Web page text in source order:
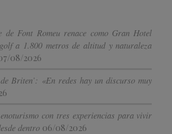
Font Romeu renace como Gran Hotel
a 1.800 metros de altitud y naturaleza
08/2026
Briten’: «En redes hay un discurso muy
con tres experiencias para vivir
dentro 06/08/2026